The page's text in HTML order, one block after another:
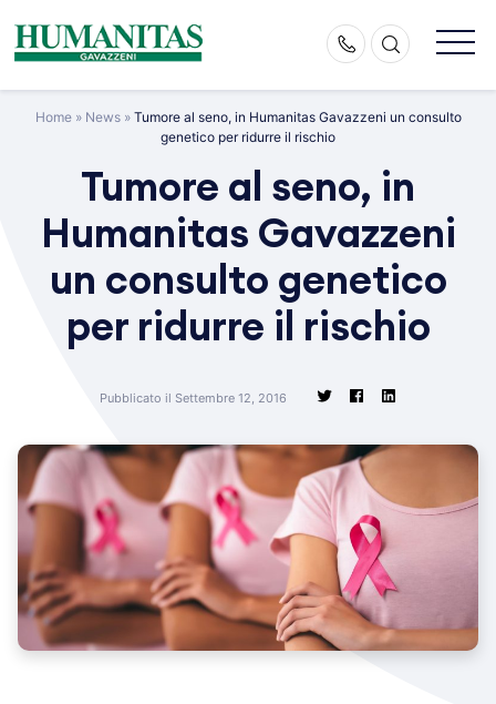
content
Home» News» Tumore al seno, in Humanitas Gavazzeni un consulto
genetico per ridurre il rischio
Tumore al seno, in
Humanitas Gavazzeni
un consulto genetico
per ridurre il rischio
Pubblicato il Settembre 12, 2016